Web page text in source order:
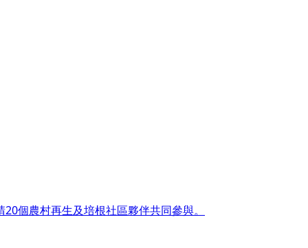
個農村再生及培根社區夥伴共同參與。